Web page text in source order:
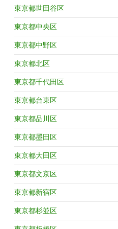
東京都世田谷区
東京都中央区
東京都中野区
東京都北区
東京都千代田区
東京都台東区
東京都品川区
東京都墨田区
東京都大田区
東京都文京区
東京都新宿区
東京都杉並区